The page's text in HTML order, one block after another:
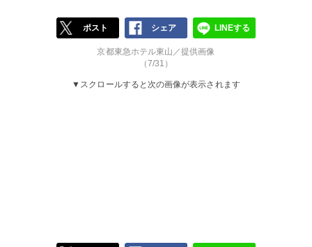
ポスト シェア LINEする
京都東急ホテル東山／提供画像
（7/31）
▼スクロールすると次の画像が表示されます